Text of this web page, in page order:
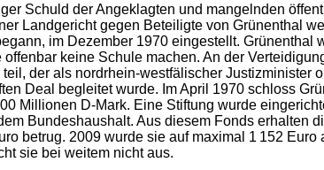
Schuld der Angeklagten und mangelnden
Landgericht gegen Beteiligte von Grünenthal
im Dezember 1970 eingestellt. Grünenthal
offenbar keine Schule machen. An der
der als nordrhein-westfälischer Justizminister
Deal begleitet wurde. Im April 1970 schloss
Millionen D-Mark. Eine Stiftung wurde
Bundeshaushalt. Aus diesem Fonds erhalten
betrug. 2009 wurde sie auf maximal 1 152
sie bei weitem nicht aus.